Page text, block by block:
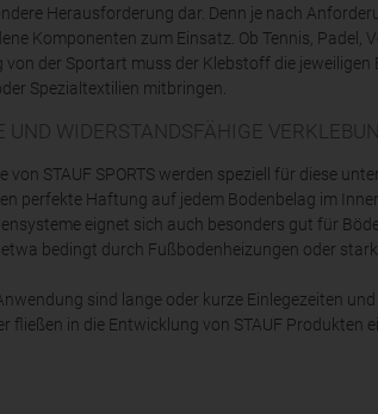
Herausforderung dar. Denn je nach
Komponenten zum Einsatz. Ob Tennis, Padel,
von der Sportart muss der Klebstoff die
Spezialtextilien mitbringen.
UND WIDERSTANDSFÄHIGE
von STAUF SPORTS werden speziell für diese
perfekte Haftung auf jedem Bodenbelag im
eignet sich auch besonders gut für
etwa bedingt durch Fußbodenheizungen oder
sind lange oder kurze Einlegezeiten
fließen in die Entwicklung von STAUF Produkten